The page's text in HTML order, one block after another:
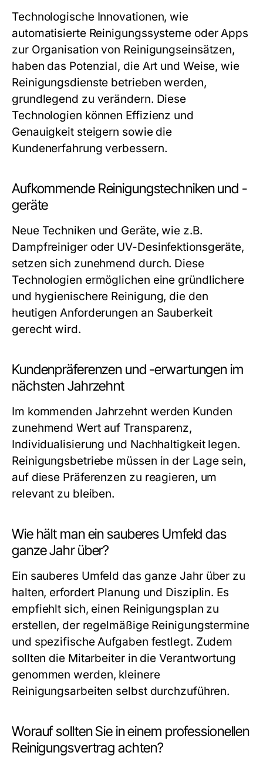
Technologische Innovationen, wie
automatisierte Reinigungssysteme oder Apps
zur Organisation von Reinigungseinsätzen,
haben das Potenzial, die Art und Weise, wie
Reinigungsdienste betrieben werden,
grundlegend zu verändern. Diese
Technologien können Effizienz und
Genauigkeit steigern sowie die
Kundenerfahrung verbessern.
Aufkommende Reinigungstechniken und -
geräte
Neue Techniken und Geräte, wie z.B.
Dampfreiniger oder UV-Desinfektionsgeräte,
setzen sich zunehmend durch. Diese
Technologien ermöglichen eine gründlichere
und hygienischere Reinigung, die den
heutigen Anforderungen an Sauberkeit
gerecht wird.
Kundenpräferenzen und -erwartungen im
nächsten Jahrzehnt
Im kommenden Jahrzehnt werden Kunden
zunehmend Wert auf Transparenz,
Individualisierung und Nachhaltigkeit legen.
Reinigungsbetriebe müssen in der Lage sein,
auf diese Präferenzen zu reagieren, um
relevant zu bleiben.
Wie hält man ein sauberes Umfeld das
ganze Jahr über?
Ein sauberes Umfeld das ganze Jahr über zu
halten, erfordert Planung und Disziplin. Es
empfiehlt sich, einen Reinigungsplan zu
erstellen, der regelmäßige Reinigungstermine
und spezifische Aufgaben festlegt. Zudem
sollten die Mitarbeiter in die Verantwortung
genommen werden, kleinere
Reinigungsarbeiten selbst durchzuführen.
Worauf sollten Sie in einem professionellen
Reinigungsvertrag achten?